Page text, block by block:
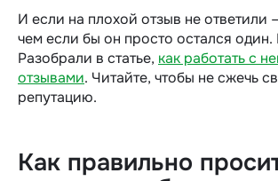
И если на плохой отзыв не ответили
чем если бы он просто остался
Разобрали в статье, как работать с
отзывами. Читайте, чтобы не сжечь
репутацию.
Как правильно